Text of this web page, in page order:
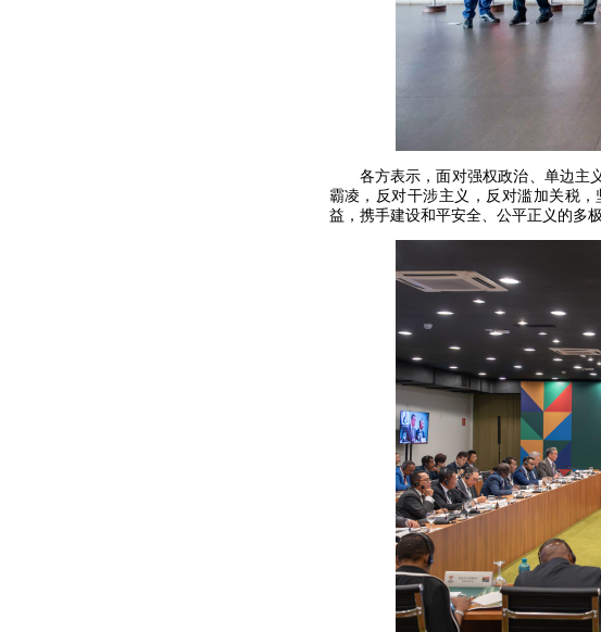
各方表示，面对强权政治、单边主
霸凌，反对干涉主义，反对滥加关税
益，携手建设和平安全、公平正义的多极